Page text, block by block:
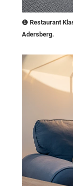
Restaurant
Adersberg.